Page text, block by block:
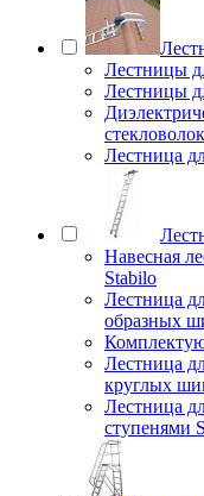
Лестницы
Лестницы
Лестница
Навесная
Stabilo
Лестница
образных
Лестница
круглых
Лестница
ступенями